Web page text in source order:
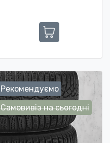
Рекомендуємо
Самовивіз на сьогодні